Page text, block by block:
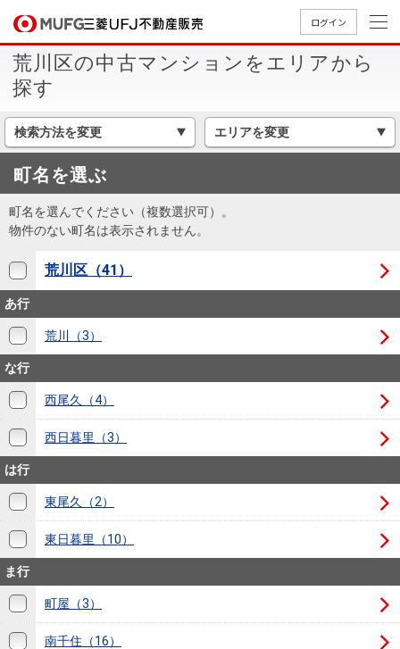
ログイン
買いたいTOP
中古
マン
探す
新
築・
建て
投
資
用
物
件
を
す
事業
用物
売りたいTOP
無
料
売
却
AI
売却
時手
取り
金額
試算
売却向け
サービス
周辺相場
検索
住まい1プ
ラス（お
店舗案内TOP
店舗のご
案内（首
都圏）
店舗のご
案内（名
店舗のご
案内（関
会社情報TOP
ごあいさ
つ
会社概
要
MUFG
Way
経営ビジ
ョン
組織図
役員一
覧
沿革
本社地
ニュース
会社案内
（電子ブ
ック版）
採用情報TOP
新卒採用
情報
キャリア
採用情報
買いたい
売りたい
店舗案内
会社情報
採用情報
法人のお客さま
提携企業にお勤めの方
会員ページ
閉じる
荒川区の中古マンションをエリアから
探す
検索方法を変更 エリアを変更
町名を選ぶ
町名を選んでください（複数選択可）。
物件のない町名は表示されません。
荒川区（41）
あ行
荒川（3）
な行
西尾久（4）
西日暮里（3）
は行
東尾久（2）
東日暮里（10）
ま行
町屋（3）
南千住（16）